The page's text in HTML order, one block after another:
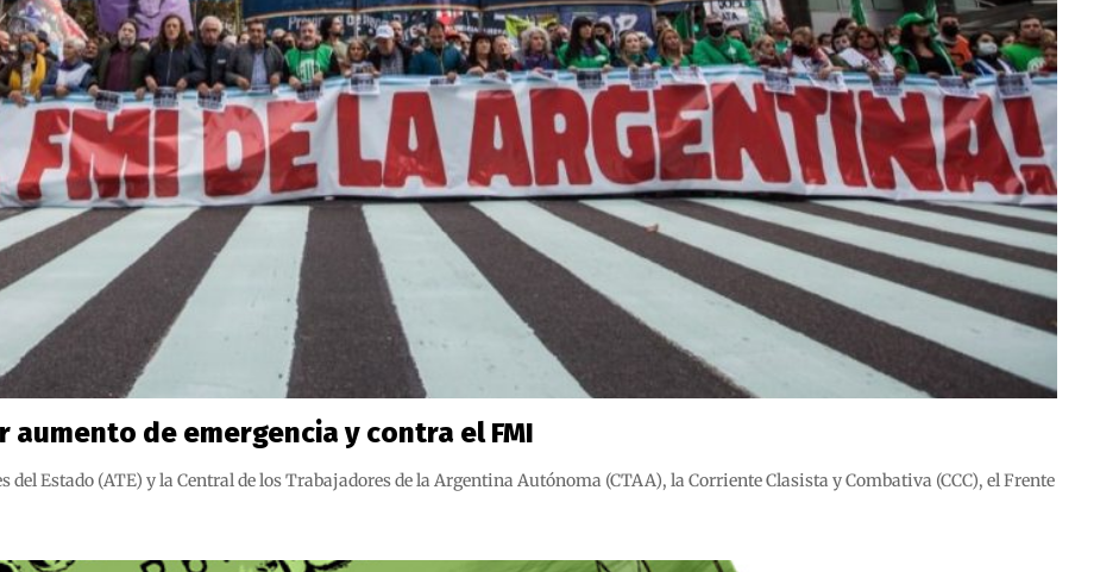
aumento de emergencia y contra el FMI
Estado (ATE) y la Central de los Trabajadores de la Argentina Autónoma (CTAA), la Corriente Clasista y Combativa (CCC), el Frente